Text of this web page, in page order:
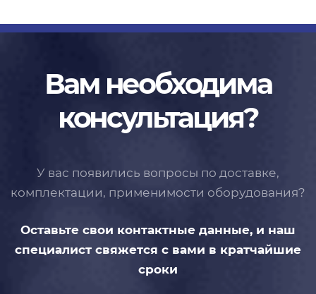
Вам необходима
консультация?
У вас появились вопросы по доставке,
комплектации, применимости оборудования?
Оставьте свои контактные данные, и наш
специалист свяжется с вами в кратчайшие
сроки